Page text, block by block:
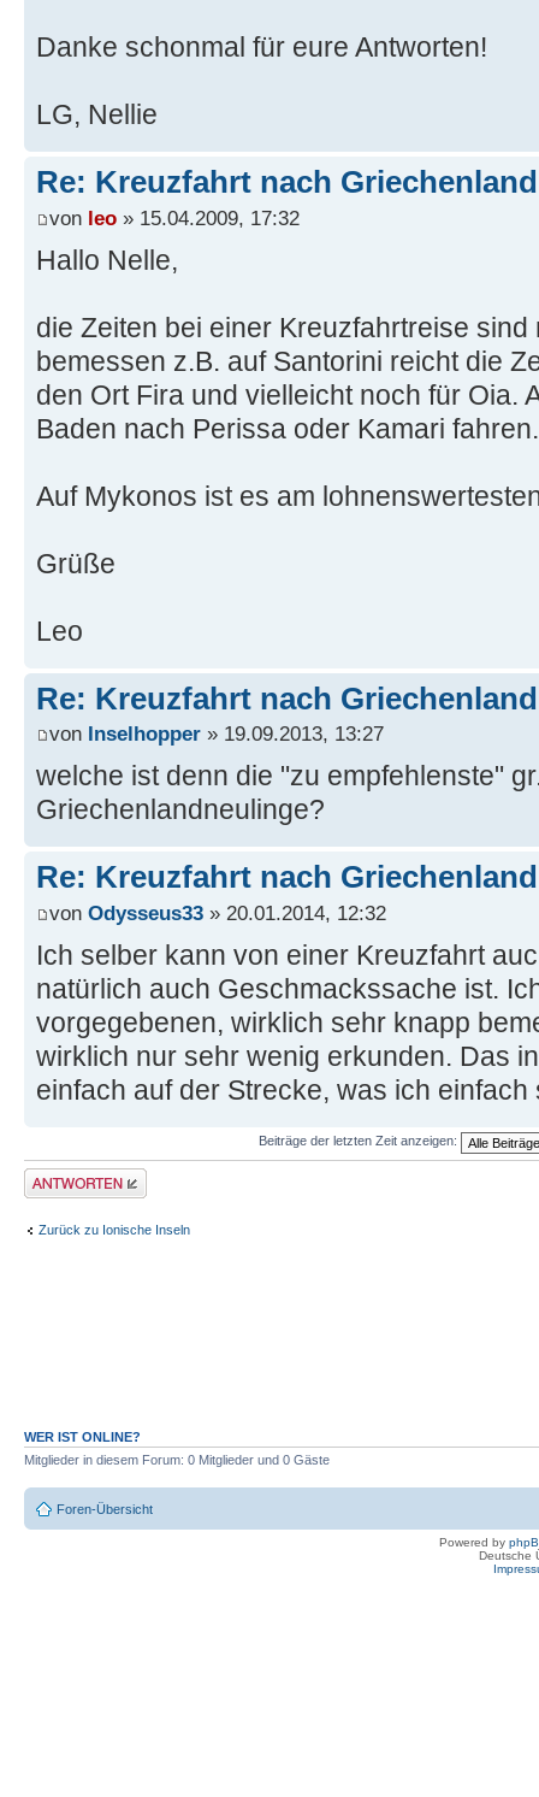
Danke schonmal für eure Antworten!
LG, Nellie
Re: Kreuzfahrt nach Griechenland
von leo » 15.04.2009, 17:32
Hallo Nelle,
die Zeiten bei einer Kreuzfahrtreise
bemessen z.B. auf Santorini reicht die
den Ort Fira und vielleicht noch für Oia.
Baden nach Perissa oder Kamari fahren.
Auf Mykonos ist es am
Grüße
Leo
Re: Kreuzfahrt nach Griechenland
von Inselhopper » 19.09.2013, 13:27
welche ist denn die "zu empfehlenste"
Griechenlandneulinge?
Re: Kreuzfahrt nach Griechenland
von Odysseus33 » 20.01.2014, 12:32
Ich selber kann von einer Kreuzfahrt
natürlich auch Geschmackssache ist.
vorgegebenen, wirklich sehr knapp
wirklich nur sehr wenig erkunden. Das
einfach auf der Strecke, was ich einfach
Beiträge der letzten Zeit anzeigen:
Antwort erstellen
Zurück zu Ionische Inseln
WER IST ONLINE?
Mitglieder in diesem Forum: 0 Mitglieder und 0 Gäste
Foren-Übersicht
Powered by
Deutsche